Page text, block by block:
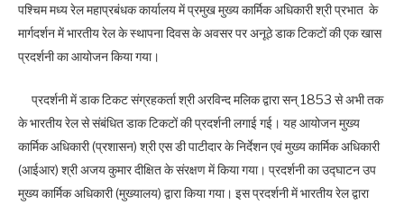
पश्चिम मध्य रेल महाप्रबंधक कार्यालय में प्रमुख मुख्य कार्मिक अधिकारी श्री प्रभात के
मार्गदर्शन में भारतीय रेल के स्थापना दिवस के अवसर पर अनूठे डाक टिकटों की एक खास
प्रदर्शनी का आयोजन किया गया।
प्रदर्शनी में डाक टिकट संग्रहकर्ता श्री अरविन्द मलिक द्वारा सन् 1853 से अभी तक
के भारतीय रेल से संबंधित डाक टिकटों की प्रदर्शनी लगाई गई। यह आयोजन मुख्य
कार्मिक अधिकारी (प्रशासन) श्री एस डी पाटीदार के निर्देशन एवं मुख्य कार्मिक अधिकारी
(आईआर) श्री अजय कुमार दीक्षित के संरक्षण में किया गया। प्रदर्शनी का उद्घाटन उप
मुख्य कार्मिक अधिकारी (मुख्यालय) द्वारा किया गया। इस प्रदर्शनी में भारतीय रेल द्वारा